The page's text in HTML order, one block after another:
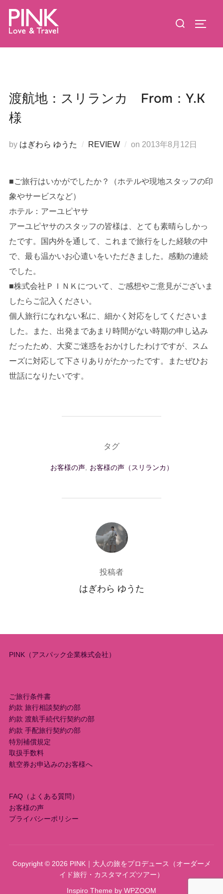
ン
検
対
渡航地：スリランカ From：Y.K
様
by はぎわら ゆうた REVIEW on 投
2013年8月12日
■ご旅行はいかがでしたか？（ホテルや現地スタッフの印
象やサービスなど）
ホテル：アーユピヤサ
アーユピヤサのスタッフの皆様は、とても素晴らしかっ
たです。国内外を通して、これまで旅行をした経験の中
で、最も温かいお心遣いをいただきました。感動の連続
でした。
■株式会社ＰＩＮＫについて、ご感想やご意見がございま
したらご記入ください。
個人旅行になれない私に、細かく対応をしてくださいま
した。また、出発まであまり時間がない時期の申し込み
だったため、大変ご迷惑をおかけしたわけですが、スム
ーズに対応して下さりありがたかったです。またぜひお
世話になりたいです。
タグ
お客様の声, お客様の声（スリランカ）
投稿者
投稿者
はぎわら ゆうた
PINK（アスパック企業株式会社）
ご旅行条件書
約款 旅行相談契約の部
約款 渡航手続代行契約の部
約款 手配旅行契約の部
特別補償規定
取扱手数料
航空券お申込みのお客様へ
FAQ（よくある質問）
お客様の声
プライバシーポリシー
Copyright © 2026 PINK｜大人の旅をプロデュース（オーダーメ
イド旅行・カスタマイズツアー）
Inspiro Theme by WPZOOM